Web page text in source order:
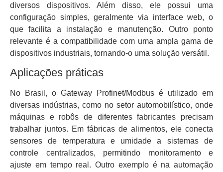
diversos dispositivos. Além disso, ele possui uma
configuração simples, geralmente via interface web, o
que facilita a instalação e manutenção. Outro ponto
relevante é a compatibilidade com uma ampla gama de
dispositivos industriais, tornando-o uma solução versátil.
Aplicações práticas
No Brasil, o Gateway Profinet/Modbus é utilizado em
diversas indústrias, como no setor automobilístico, onde
máquinas e robôs de diferentes fabricantes precisam
trabalhar juntos. Em fábricas de alimentos, ele conecta
sensores de temperatura e umidade a sistemas de
controle centralizados, permitindo monitoramento e
ajuste em tempo real. Outro exemplo é na automação